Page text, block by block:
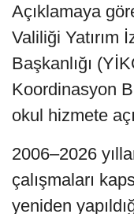
Açıklamaya
Valiliği Yatırım
Başkanlığı
Koordinasyon
okul hizmete
2006–2026
çalışmaları
yeniden